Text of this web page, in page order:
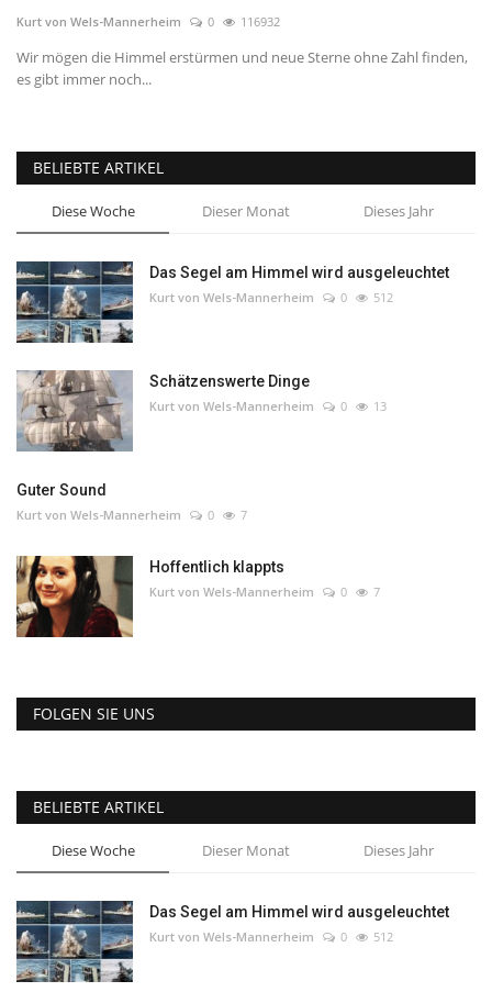
Kurt von Wels-Mannerheim 0 116932
Wir mögen die Himmel erstürmen und neue Sterne ohne Zahl finden,
es gibt immer noch...
BELIEBTE ARTIKEL
Diese Woche Dieser Monat Dieses Jahr
Das Segel am Himmel wird ausgeleuchtet
Kurt von Wels-Mannerheim 0 512
Schätzenswerte Dinge
Kurt von Wels-Mannerheim 0 13
Guter Sound
Kurt von Wels-Mannerheim 0 7
Hoffentlich klappts
Kurt von Wels-Mannerheim 0 7
FOLGEN SIE UNS
BELIEBTE ARTIKEL
Diese Woche Dieser Monat Dieses Jahr
Das Segel am Himmel wird ausgeleuchtet
Kurt von Wels-Mannerheim 0 512